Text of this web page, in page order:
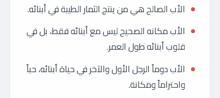
الأب الصالح هي من ينتج الثمار الطيبة في أبنائه.
الأب مكانه الصحيح ليس مع أبنائه فقط، بل في
قلوب أبنائه طول العمر.
الأب دوماً الرجل الأول والآخر في حياة أبنائه، حباً
واحتراماً ومكانة.